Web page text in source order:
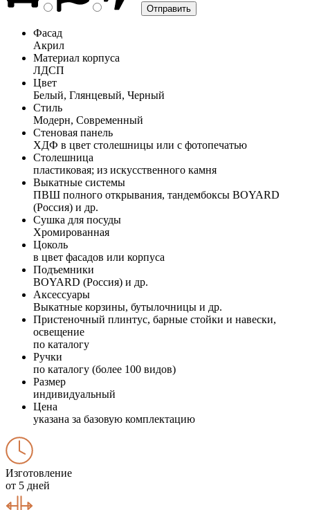
Фасад
Акрил
Материал корпуса
ЛДСП
Цвет
Белый, Глянцевый, Черный
Стиль
Модерн, Современный
Стеновая панель
ХДФ в цвет столешницы или с фотопечатью
Столешница
пластиковая; из искусственного камня
Выкатные системы
ПВШ полного открывания, тандембоксы BOYARD
(Россия) и др.
Сушка для посуды
Хромированная
Цоколь
в цвет фасадов или корпуса
Подъемники
BOYARD (Россия) и др.
Аксессуары
Выкатные корзины, бутылочницы и др.
Пристеночный плинтус, барные стойки и навески,
освещение
по каталогу
Ручки
по каталогу (более 100 видов)
Размер
индивидуальный
Цена
указана за базовую комплектацию
Изготовление
от 5 дней